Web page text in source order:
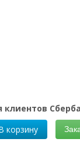
клиентов
корзину